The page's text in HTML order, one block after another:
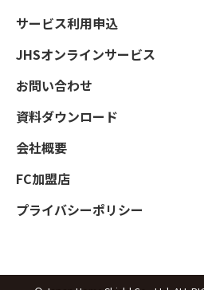
サービス利用申込
JHSオンラインサービス
お問い合わせ
資料ダウンロード
会社概要
FC加盟店
プライバシーポリシー